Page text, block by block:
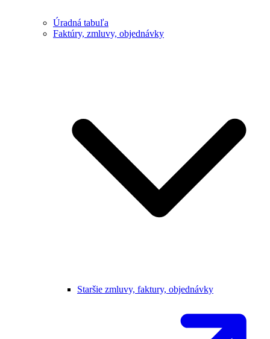
Úradná tabuľa
Faktúry, zmluvy, objednávky
Staršie zmluvy, faktury, objednávky